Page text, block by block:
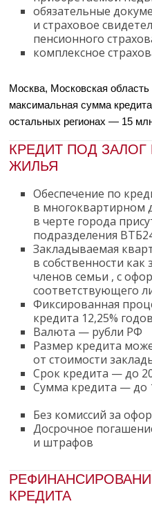
обязательные
и страховое
пенсионного
комплексное
Москва, Московская
максимальная сумма
остальных регионах — 15
КРЕДИТ ПОД
ЖИЛЬЯ
Обеспечение по
в многоквартирном
в черте города
подразделения
Закладываемая
в собственности
членов семьи , с
соответствующего
Фиксированная
кредита 12,25%
Валюта — рубли РФ
Размер кредита
от стоимости
Срок кредита — до
Сумма кредита —до
Без комиссий за
Досрочное
и штрафов
КРЕДИТА